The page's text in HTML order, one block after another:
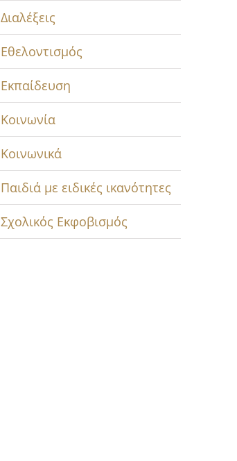
Διαλέξεις
Εθελοντισμός
Εκπαίδευση
Κοινωνία
Κοινωνικά
Παιδιά με ειδικές ικανότητες
Σχολικός Εκφοβισμός